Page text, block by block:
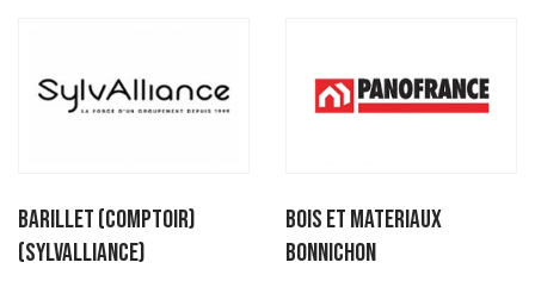
BARILLET (Comptoir)
(SYLVALLIANCE)
BOIS ET MATERIAUX
BONNICHON